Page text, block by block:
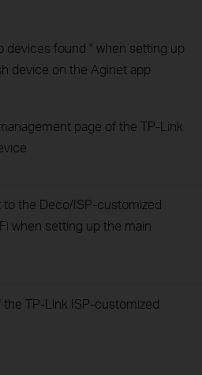
devices found " when setting up
device on the Aginet app
page of the TP-Link
the Deco/ISP-customized
when setting up the main
TP-Link ISP-customized